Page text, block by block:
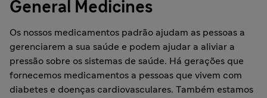
General Medicines
Os nossos medicamentos padrão ajudam as pessoas a
gerenciarem a sua saúde e podem ajudar a aliviar a
pressão sobre os sistemas de saúde. Há gerações que
fornecemos medicamentos a pessoas que vivem com
diabetes e doenças cardiovasculares. Também estamos